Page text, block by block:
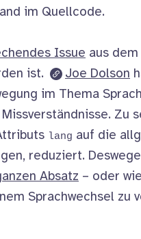
im Quellcode.
Issue aus
ist.
Joe Dolson
im Thema
Zu
lang auf die
reduziert.
Absatz – oder
Sprachwechsel zu